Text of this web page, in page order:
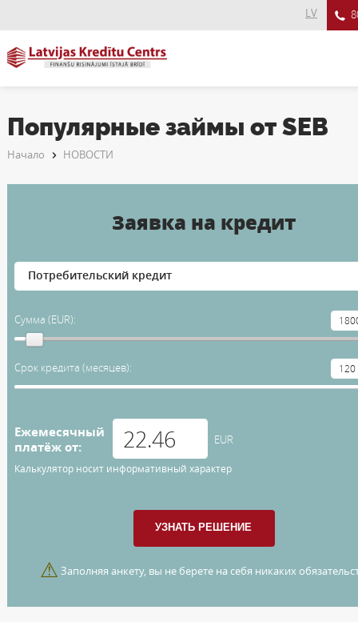
LV
Популярные займы от SEB
Начало НОВОСТИ
Заявка на кредит
Сумма (EUR):
Срок кредита (месяцев):
Ежемесячный
платёж от:
EUR
Калькулятор носит информативный характер
⚠ Заполняя анкету, вы не берете на себя никаких